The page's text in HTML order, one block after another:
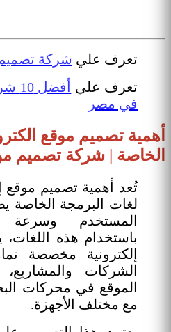
تعرف علي شركة
تعرف علي
في مصر
أهمية تصميم موقع
الخاصة | شركة تصميم
تُعد أهمية تصميم موقع
لغات البرمجة الخاصة
المستخدم وسرعة
باستخدام هذه
إلكترونية مخصصة
الشركات
الموقع في محركات
مع مختلف الأجهزة.